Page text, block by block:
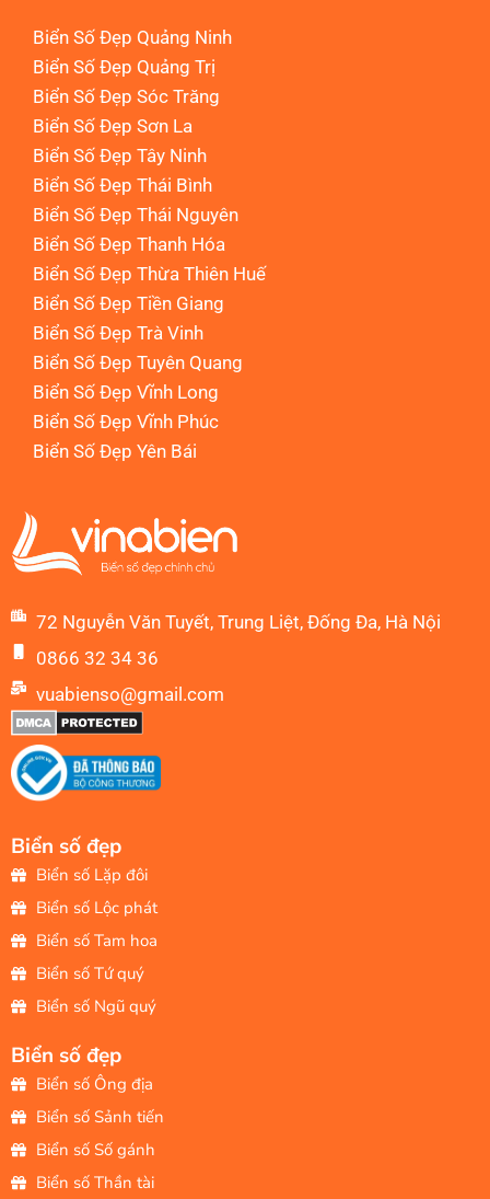
Biển Số Đẹp Quảng Ninh
Biển Số Đẹp Quảng Trị
Biển Số Đẹp Sóc Trăng
Biển Số Đẹp Sơn La
Biển Số Đẹp Tây Ninh
Biển Số Đẹp Thái Bình
Biển Số Đẹp Thái Nguyên
Biển Số Đẹp Thanh Hóa
Biển Số Đẹp Thừa Thiên Huế
Biển Số Đẹp Tiền Giang
Biển Số Đẹp Trà Vinh
Biển Số Đẹp Tuyên Quang
Biển Số Đẹp Vĩnh Long
Biển Số Đẹp Vĩnh Phúc
Biển Số Đẹp Yên Bái
72 Nguyễn Văn Tuyết, Trung Liệt, Đống Đa, Hà Nội
0866 32 34 36
vuabienso@gmail.com
Biển số đẹp
Biển số Lặp đôi
Biển số Lộc phát
Biển số Tam hoa
Biển số Tứ quý
Biển số Ngũ quý
Biển số đẹp
Biển số Ông địa
Biển số Sảnh tiến
Biển số Số gánh
Biển số Thần tài